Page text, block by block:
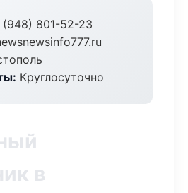
(948) 801-52-23
Круглосуточно
в